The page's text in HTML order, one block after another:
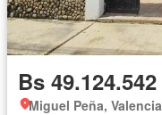
Bs 49.124.542
Miguel Peña, Valencia